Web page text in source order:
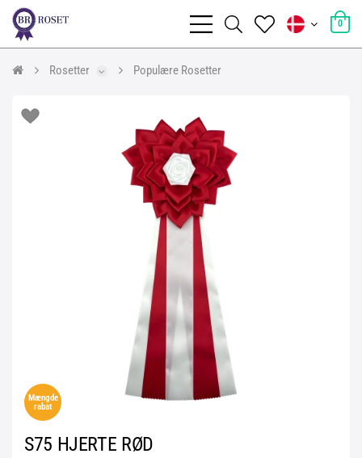
0
Rosetter Populære Rosetter
Mængde
rabat
S75 HJERTE RØD